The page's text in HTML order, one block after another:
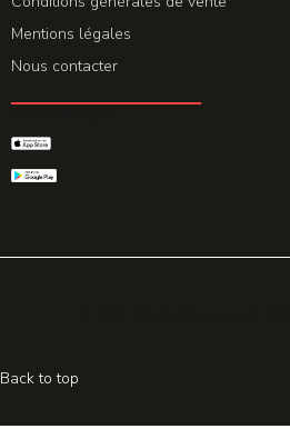
Mentions légales
Nous contacter
Back to top